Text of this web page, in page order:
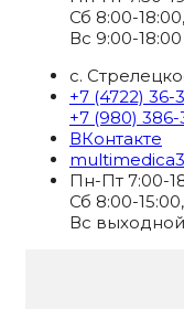
Сб 8:00-18:00,
Вс 9:00-18:00
с.
+7 (4722) 36-
+7 (980)
ВКонтакте
Пн-Пт 7:00-
Сб 8:00-15:00,
Вс выходной